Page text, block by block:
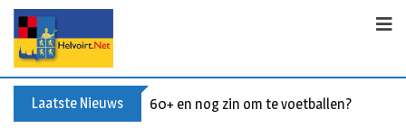
Laatste Nieuws 60+ en nog zin om te voetballen? Kom